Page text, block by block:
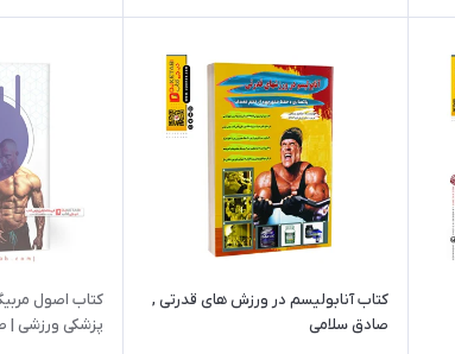
کتاب آنابولیسم در ورزش های قدرتی ,
صادق سلامی
کتاب اصول
پزشکی ورزشی |